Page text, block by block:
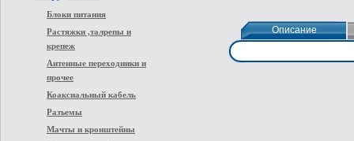
Блоки питания
Растяжки ,талрепы и
крепеж
Антенные переходники и
прочее
Коаксиальный кабель
Разъемы
Мачты и кронштейны
Описание
Описание